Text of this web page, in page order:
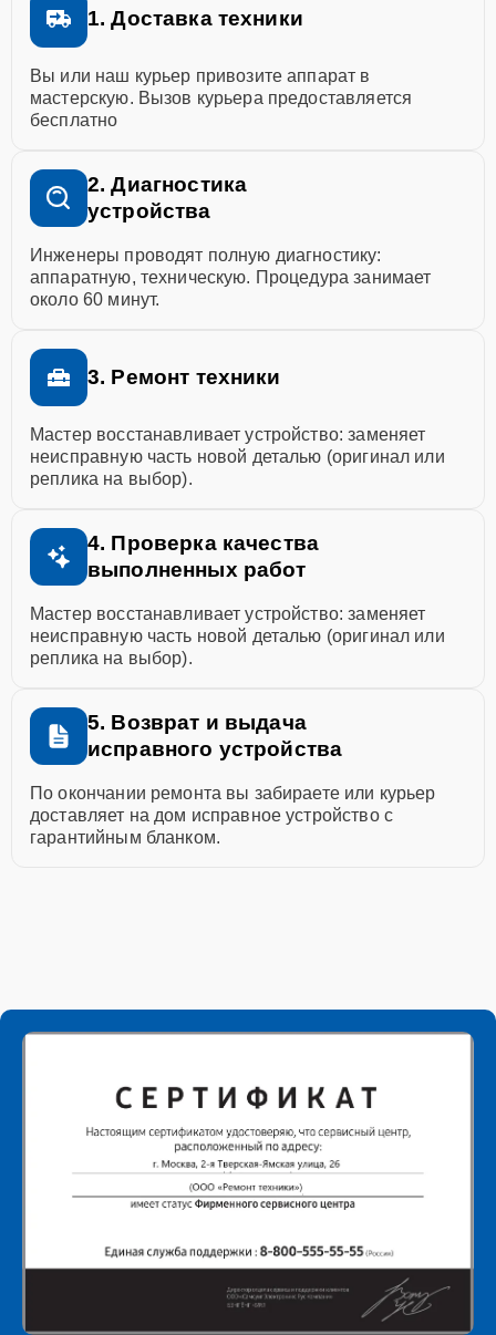
1. Доставка техники
Вы или наш курьер привозите аппарат в
мастерскую. Вызов курьера предоставляется
бесплатно
2. Диагностика
устройства
Инженеры проводят полную диагностику:
аппаратную, техническую. Процедура занимает
около 60 минут.
3. Ремонт техники
Мастер восстанавливает устройство: заменяет
неисправную часть новой деталью (оригинал или
реплика на выбор).
4. Проверка качества
выполненных работ
Мастер восстанавливает устройство: заменяет
неисправную часть новой деталью (оригинал или
реплика на выбор).
5. Возврат и выдача
исправного устройства
По окончании ремонта вы забираете или курьер
доставляет на дом исправное устройство с
гарантийным бланком.